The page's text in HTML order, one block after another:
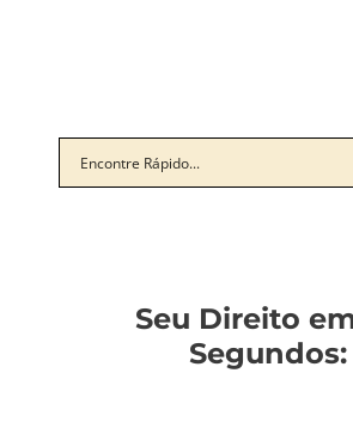
Seu Direito
Segundos: